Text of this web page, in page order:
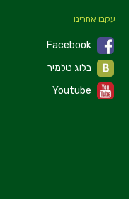
עקבו אחרינו
Facebook
Youtube